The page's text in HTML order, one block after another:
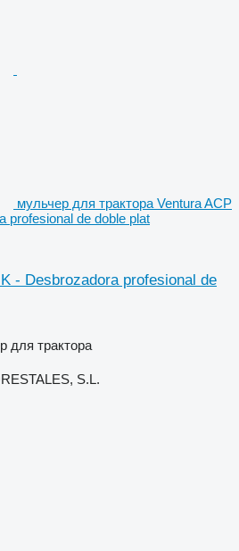
мульчер для трактора Ventura ACP
profesional de doble plat
- Desbrozadora profesional de
для трактора
S.L.